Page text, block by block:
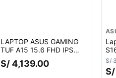
LAPTOP ASUS GAMING
TUF A15 15.6 FHD IPS
Ryzen 7 7445HS 16GB
512GB GEFORCE RTX
S/ 4,139.00 S/